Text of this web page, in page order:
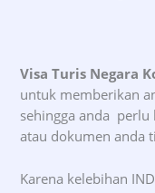
Visa Turis Negara
untuk memberikan
sehingga anda perlu
atau dokumen anda
Karena kelebihan